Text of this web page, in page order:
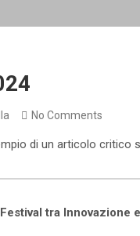
No Comments
di un articolo critico
tra Innovazione